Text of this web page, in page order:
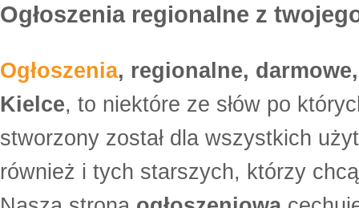
Ogłoszenia regionalne z
Ogłoszenia, regionalne,
Kielce, to niektóre ze słów po
stworzony został dla wszystkich
również i tych starszych, którzy